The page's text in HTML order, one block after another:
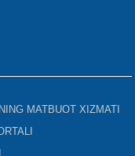
MATBUOT XIZMATI